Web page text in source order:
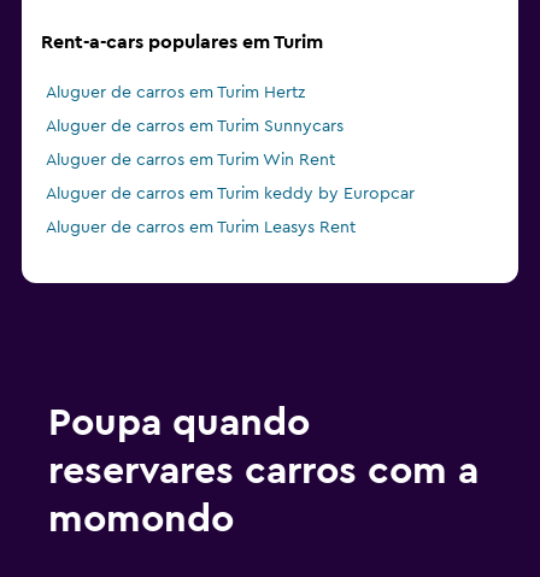
Rent-a-cars populares em Turim
Aluguer de carros em Turim Hertz
Aluguer de carros em Turim Sunnycars
Aluguer de carros em Turim Win Rent
Aluguer de carros em Turim keddy by Europcar
Aluguer de carros em Turim Leasys Rent
Poupa quando
reservares carros com a
momondo